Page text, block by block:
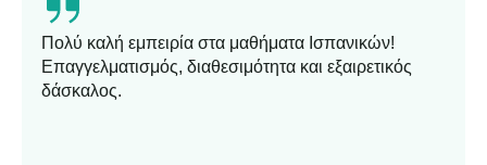
Πολύ καλή εμπειρία στα μαθήματα Ισπανικών!
Επαγγελματισμός, διαθεσιμότητα και εξαιρετικός
δάσκαλος.